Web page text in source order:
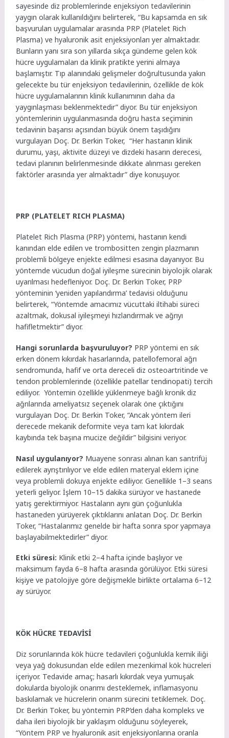
sayesinde diz problemlerinde enjeksiyon tedavilerinin
yaygın olarak kullanıldığını belirterek, “Bu kapsamda en sık
başvurulan uygulamalar arasında PRP (Platelet Rich
Plasma) ve hyaluronik asit enjeksiyonları yer almaktadır.
Bunların yanı sıra son yıllarda sıkça gündeme gelen kök
hücre uygulamaları da klinik pratikte yerini almaya
başlamıştır. Tıp alanındaki gelişmeler doğrultusunda yakın
gelecekte bu tür enjeksiyon tedavilerinin, özellikle de kök
hücre uygulamalarının klinik kullanımının daha da
yaygınlaşması beklenmektedir” diyor. Bu tür enjeksiyon
yöntemlerinin uygulanmasında doğru hasta seçiminin
tedavinin başarısı açısından büyük önem taşıdığını
vurgulayan Doç. Dr. Berkin Toker, “Her hastanın klinik
durumu, yaşı, aktivite düzeyi ve dizdeki hasarın derecesi,
tedavi planının belirlenmesinde dikkate alınması gereken
faktörler arasında yer almaktadır” diye konuşuyor.
PRP (PLATELET RICH PLASMA)
Platelet Rich Plasma (PRP) yöntemi, hastanın kendi
kanından elde edilen ve trombositten zengin plazmanın
problemli bölgeye enjekte edilmesi esasına dayanıyor. Bu
yöntemde vücudun doğal iyileşme sürecinin biyolojik olarak
uyarılması hedefleniyor. Doç. Dr. Berkin Toker, PRP
yönteminin ‘yeniden yapılandırma’ tedavisi olduğunu
belirterek, “Yöntemde amacımız vücuttaki iltihabi süreci
azaltmak, dokusal iyileşmeyi hızlandırmak ve ağrıyı
hafifletmektir” diyor.
Hangi sorunlarda başvuruluyor? PRP yöntemi en sık
erken dönem kıkırdak hasarlarında, patellofemoral ağrı
sendromunda, hafif ve orta dereceli diz osteoartritinde ve
tendon problemlerinde (özellikle patellar tendinopati) tercih
ediliyor. Yöntemin özellikle yüklenmeye bağlı kronik diz
ağrılarında ameliyatsız seçenek olarak öne çıktığını
vurgulayan Doç. Dr. Berkin Toker, “Ancak yöntem ileri
derecede mekanik deformite veya tam kat kıkırdak
kaybında tek başına mucize değildir” bilgisini veriyor.
Nasıl uygulanıyor? Muayene sonrası alınan kan santrifüj
edilerek ayrıştırılıyor ve elde edilen materyal eklem içine
veya problemli dokuya enjekte ediliyor. Genellikle 1–3 seans
yeterli geliyor. İşlem 10–15 dakika sürüyor ve hastanede
yatış gerektirmiyor. Hastaların aynı gün çoğunlukla
hastaneden yürüyerek çıktıklarını anlatan Doç. Dr. Berkin
Toker, “Hastalarımız genelde bir hafta sonra spor yapmaya
başlayabilmektedirler” diyor.
Etki süresi: Klinik etki 2–4 hafta içinde başlıyor ve
maksimum fayda 6–8 hafta arasında görülüyor. Etki süresi
kişiye ve patolojiye göre değişmekle birlikte ortalama 6–12
ay sürüyor.
KÖK HÜCRE TEDAVİSİ
Diz sorunlarında kök hücre tedavileri çoğunlukla kemik iliği
veya yağ dokusundan elde edilen mezenkimal kök hücreleri
içeriyor. Tedavide amaç; hasarlı kıkırdak veya yumuşak
dokularda biyolojik onarımı desteklemek, inflamasyonu
baskılamak ve hücrelerin onarım sürecini tetiklemek. Doç.
Dr. Berkin Toker, bu yöntemin PRP’den daha kompleks ve
daha ileri biyolojik bir yaklaşım olduğunu söyleyerek,
“Yöntem PRP ve hyaluronik asit enjeksiyonlarına oranla